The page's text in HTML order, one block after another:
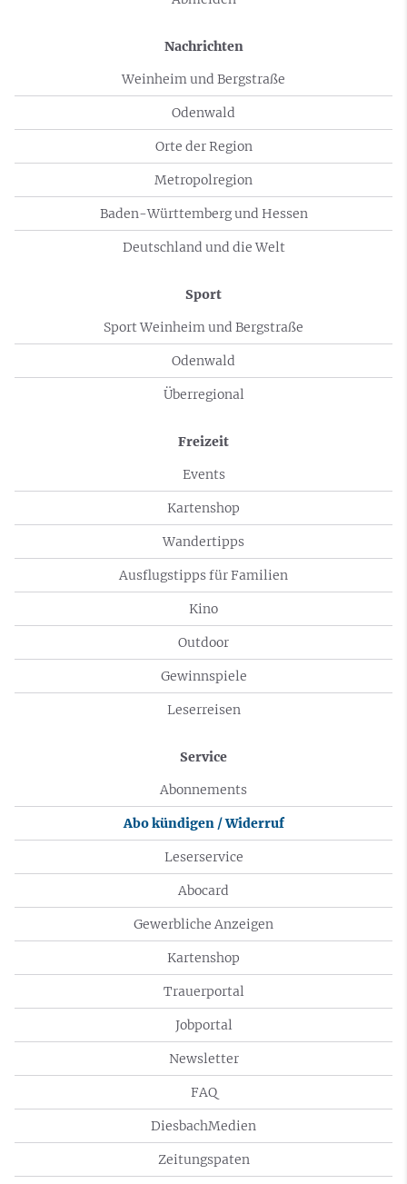
Nachrichten
Weinheim und Bergstraße
Odenwald
Orte der Region
Metropolregion
Baden-Württemberg und Hessen
Deutschland und die Welt
Sport
Sport Weinheim und Bergstraße
Odenwald
Überregional
Freizeit
Events
Kartenshop
Wandertipps
Ausflugstipps für Familien
Kino
Outdoor
Gewinnspiele
Leserreisen
Service
Abonnements
Abo kündigen / Widerruf
Leserservice
Abocard
Gewerbliche Anzeigen
Kartenshop
Trauerportal
Jobportal
Newsletter
FAQ
DiesbachMedien
Zeitungspaten